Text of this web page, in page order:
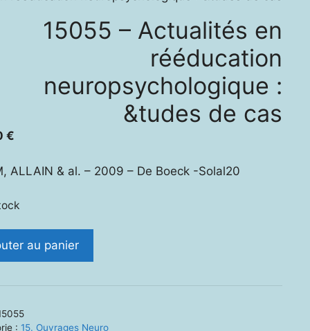
15055 – Actualités en
rééducation
neuropsychologique :
&tudes de cas
€
ALLAIN & al. – 2009 – De Boeck -Solal20
au panier
: 15. Ouvrages Neuro